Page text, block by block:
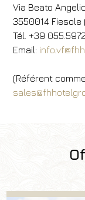
Via Beato
3550014 Fiesole
Tél. +39
Email:
(Référent